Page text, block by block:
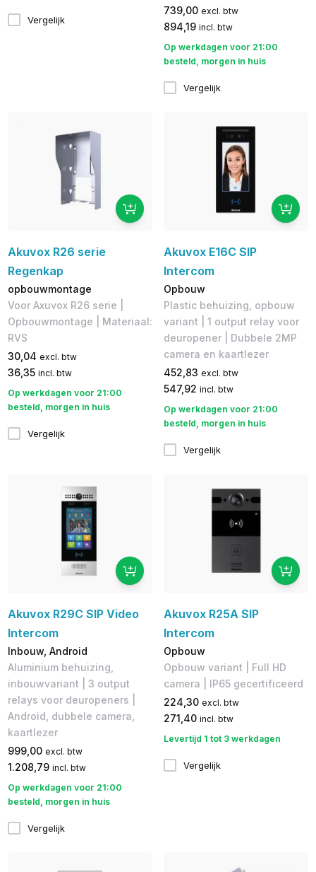
Vergelijk
739,00 excl. btw
894,19 incl. btw
Op werkdagen voor 21:00
besteld, morgen in huis
Vergelijk
Akuvox R26 serie
Regenkap
opbouwmontage
Voor Axuvox R26 serie |
Opbouwmontage | Materiaal:
RVS
30,04 excl. btw
36,35 incl. btw
Op werkdagen voor 21:00
besteld, morgen in huis
Vergelijk
Akuvox E16C SIP
Intercom
Opbouw
Plastic behuizing, opbouw
variant | 1 output relay voor
deuropener | Dubbele 2MP
camera en kaartlezer
452,83 excl. btw
547,92 incl. btw
Op werkdagen voor 21:00
besteld, morgen in huis
Vergelijk
Akuvox R29C SIP Video
Intercom
Inbouw, Android
Aluminium behuizing,
inbouwvariant | 3 output
relays voor deuropeners |
Android, dubbele camera,
kaartlezer
999,00 excl. btw
1.208,79 incl. btw
Op werkdagen voor 21:00
besteld, morgen in huis
Vergelijk
Akuvox R25A SIP
Intercom
Opbouw
Opbouw variant | Full HD
camera | IP65 gecertificeerd
224,30 excl. btw
271,40 incl. btw
Levertijd 1 tot 3 werkdagen
Vergelijk